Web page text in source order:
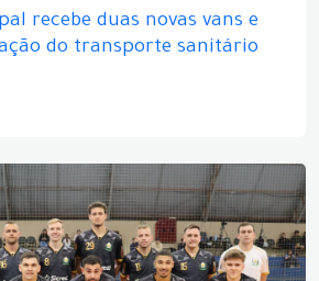
recebe duas novas vans e
do transporte sanitário